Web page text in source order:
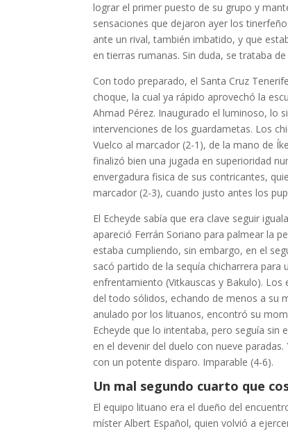
lograr el primer puesto de su grupo y
sensaciones que dejaron ayer los
ante un rival, también imbatido, y que
en tierras rumanas. Sin duda, se trataba
Con todo preparado, el Santa Cruz
choque, la cual ya rápido aprovechó la
Ahmad Pérez. Inaugurado el luminoso, lo
intervenciones de los guardametas. Los
Vuelco al marcador (2-1), de la mano de
finalizó bien una jugada en superioridad
envergadura fisica de sus contricantes,
marcador (2-3), cuando justo antes los
El Echeyde sabía que era clave seguir
apareció Ferrán Soriano para palmear la
estaba cumpliendo, sin embargo, en el
sacó partido de la sequía chicharrera para
enfrentamiento (Vitkauscas y Bakulo).
del todo sólidos, echando de menos a su
anulado por los lituanos, encontró su
Echeyde que lo intentaba, pero seguía
en el devenir del duelo con nueve
con un potente disparo. Imparable (4-6).
Un mal segundo cuarto que
El equipo lituano era el dueño del
míster Albert Español, quien volvió a